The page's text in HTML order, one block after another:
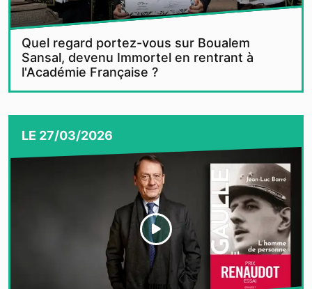
Quel regard portez-vous sur Boualem
Sansal, devenu Immortel en rentrant à
l'Académie Française ?
LE 27/03/2026